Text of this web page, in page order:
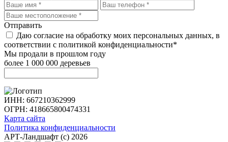
Отправить
Даю согласие на обработку моих персональных данных, в
соответствии с политикой конфиденциальности*
Мы продали в прошлом году
более 1 000 000 деревьев
ИНН: 667210362999
ОГРН: 418665800474331
Карта сайта
Политика конфиденциальности
АРТ-Ландшафт (с) 2026